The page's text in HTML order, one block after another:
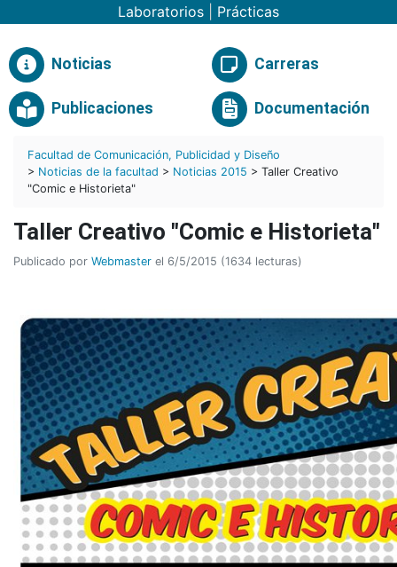
Laboratorios
Prácticas
Noticias Carreras
Publicaciones Documentación
Facultad de Comunicación, Publicidad y Diseño
> Noticias de la facultad > Noticias 2015 > Taller Creativo
"Comic e Historieta"
Taller Creativo "Comic e Historieta"
Publicado por Webmaster el 6/5/2015 (1634 lecturas)